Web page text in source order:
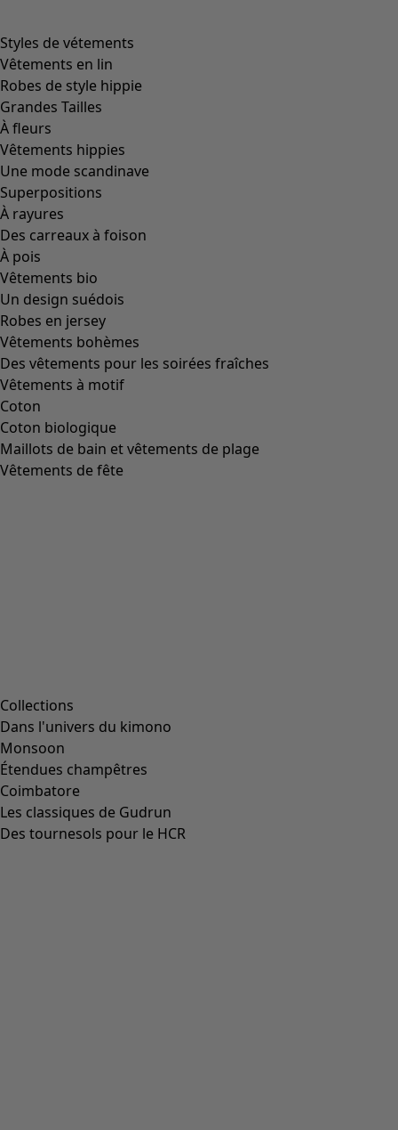
Styles de vétements
Vêtements en lin
Robes de style hippie
Grandes Tailles
À fleurs
Vêtements hippies
Une mode scandinave
Superpositions
À rayures
Des carreaux à foison
À pois
Vêtements bio
Un design suédois
Robes en jersey
Vêtements bohèmes
Des vêtements pour les soirées fraîches
Vêtements à motif
Coton
Coton biologique
Maillots de bain et vêtements de plage
Vêtements de fête
Collections
Dans l'univers du kimono
Monsoon
Étendues champêtres
Coimbatore
Les classiques de Gudrun
Des tournesols pour le HCR